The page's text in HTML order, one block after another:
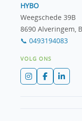
HYBO
Weegschede 39B
8690 Alveringem,
📞 0493194083
VOLG ONS